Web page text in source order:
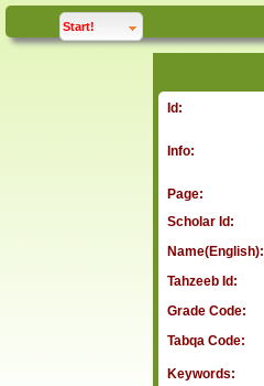
Start!click to
Id:
Info:
Page:
Scholar Id:
Name(English):
Tahzeeb Id:
Grade Code:
Tabqa Code:
Keywords: